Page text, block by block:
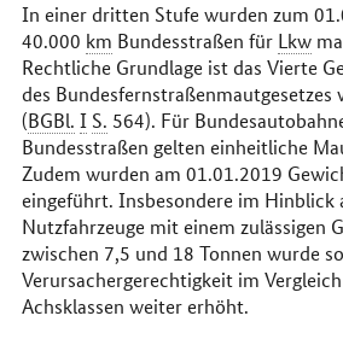
In einer dritten Stufe wurden zum
40.000 km Bundesstraßen für Lkw
Rechtliche Grundlage ist das Vierte
des Bundesfernstraßenmautgesetzes
(BGBl. I S. 564). Für
Bundesstraßen gelten einheitliche
Zudem wurden am 01.01.2019
eingeführt. Insbesondere im Hinblick
Nutzfahrzeuge mit einem zulässigen
zwischen 7,5 und 18 Tonnen wurde
Verursachergerechtigkeit im
Achsklassen weiter erhöht.